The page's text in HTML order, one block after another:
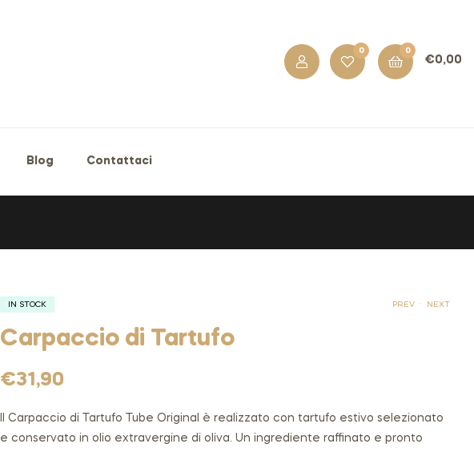
0 0
€0,00
Blog Contattaci
PREV NEXT
IN STOCK
Carpaccio di Tartufo
€31,90
Il Carpaccio di Tartufo Tube Original è realizzato con tartufo estivo selezionato
e conservato in olio extravergine di oliva. Un ingrediente raffinato e pronto